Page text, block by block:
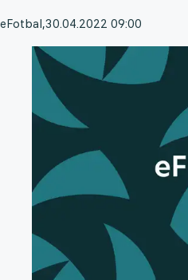
eFotbal,30.04.2022 09:00